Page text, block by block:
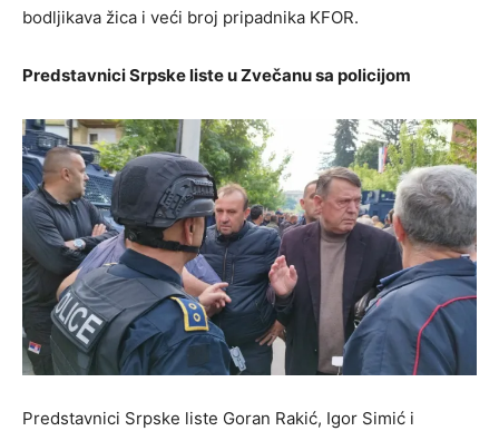
bodljikava žica i veći broj pripadnika KFOR.
Predstavnici Srpske liste u Zvečanu sa policijom
Predstavnici Srpske liste Goran Rakić, Igor Simić i